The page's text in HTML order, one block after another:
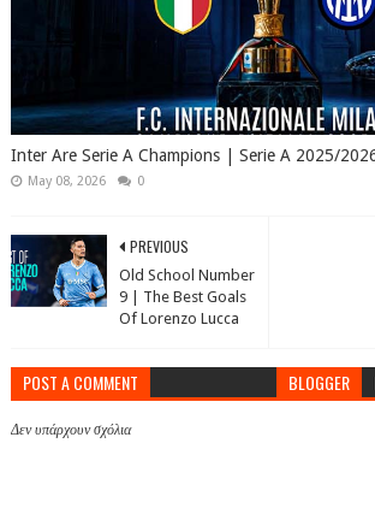
Inter Are Serie A Champions | Serie A 2025/
May 08, 2026 0
PREVIOUS
Old School Number
9 | The Best Goals
Of Lorenzo Lucca
POST A COMMENT BLOGGER
Δεν υπάρχουν σχόλια